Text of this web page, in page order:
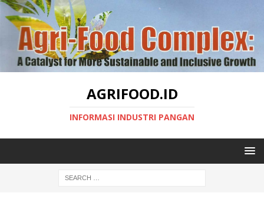
AGRIFOOD.ID
INFORMASI INDUSTRI PANGAN